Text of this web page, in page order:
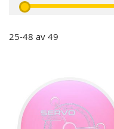
25-48 av 49